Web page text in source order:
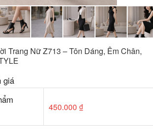
Trang Nữ Z713 – Tôn Dáng, Êm Chân,
giá
450.000 ₫